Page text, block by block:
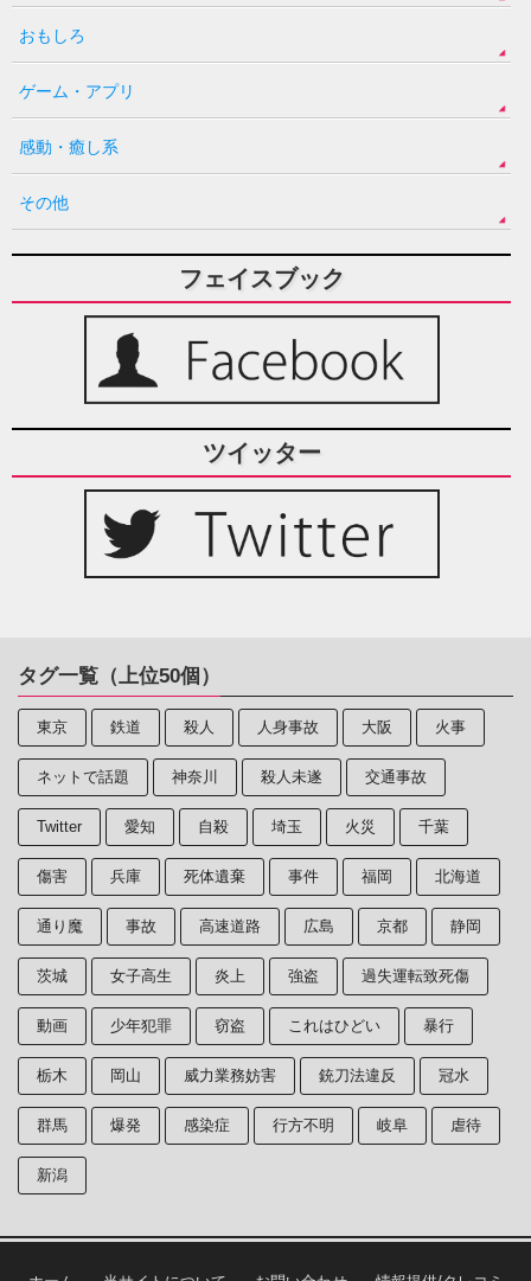
おもしろ
ゲーム・アプリ
感動・癒し系
その他
フェイスブック
ツイッター
タグ一覧（上位50個）
東京 鉄道 殺人 人身事故 大阪 火事
ネットで話題 神奈川 殺人未遂 交通事故
Twitter 愛知 自殺 埼玉 火災 千葉
傷害 兵庫 死体遺棄 事件 福岡 北海道
通り魔 事故 高速道路 広島 京都 静岡
茨城 女子高生 炎上 強盗 過失運転致死傷
動画 少年犯罪 窃盗 これはひどい 暴行
栃木 岡山 威力業務妨害 銃刀法違反 冠水
群馬 爆発 感染症 行方不明 岐阜 虐待
新潟